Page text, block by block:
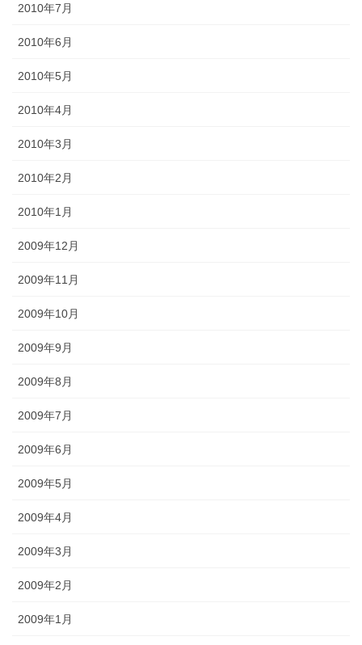
2010年7月
2010年6月
2010年5月
2010年4月
2010年3月
2010年2月
2010年1月
2009年12月
2009年11月
2009年10月
2009年9月
2009年8月
2009年7月
2009年6月
2009年5月
2009年4月
2009年3月
2009年2月
2009年1月